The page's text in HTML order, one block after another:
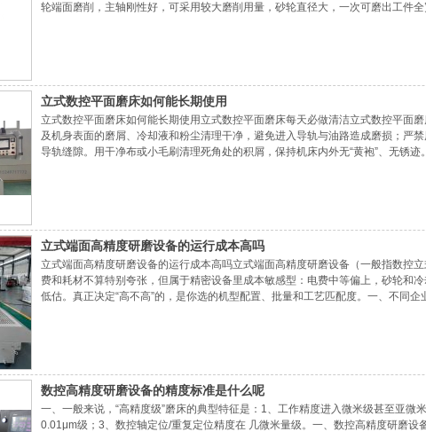
轮端面磨削，主轴刚性好，可采用较大磨削用量，砂轮直径大，一次可磨出工件
立式数控平面磨床如何能长期使用
立式数控平面磨床如何能长期使用立式数控平面磨床每天必做清洁立式数控平面
及机身表面的磨屑、冷却液和粉尘清理干净，避免进入导轨与油路造成磨损；严
导轨缝隙。用干净布或小毛刷清理死角处的积屑，保持机床内外无“黄袍”、无锈
立式端面高精度研磨设备的运行成本高吗
立式端面高精度研磨设备的运行成本高吗立式端面高精度研磨设备（一般指数控
费和耗材不算特别夸张，但属于精密设备里成本敏感型：电费中等偏上，砂轮和
低估。真正决定“高不高”的，是你选的机型配置、批量和工艺匹配度。一、不同
数控高精度研磨设备的精度标准是什么呢
一、一般来说，“高精度级”磨床的典型特征是：1、工作精度进入微米级甚至亚微
0.01μm级；3、数控轴定位/重复定位精度在 几微米量级。一、数控高精度研磨设